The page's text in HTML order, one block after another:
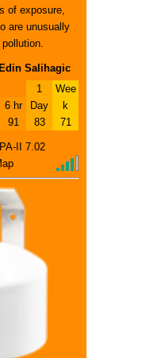
of exposure,
are unusually
Salihagic
6 hr
91
1
Day
83
Wee
k
71
PA-II
7.02